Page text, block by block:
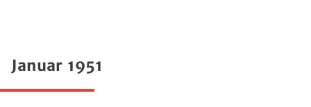
Januar 1951